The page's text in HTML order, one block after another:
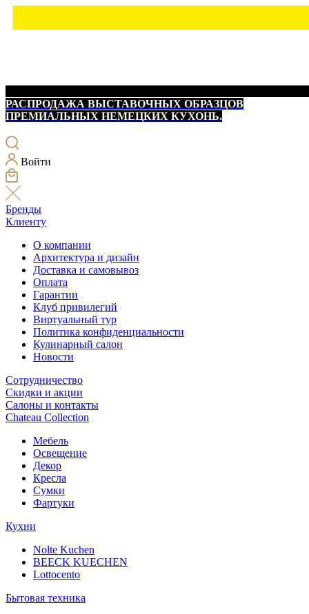
РАСПРОДАЖА ВЫСТАВОЧНЫХ ОБРАЗЦОВ
ПРЕМИАЛЬНЫХ НЕМЕЦКИХ КУХОНЬ.
Войти
Бренды
Клиенту
О компании
Архитектура и дизайн
Доставка и самовывоз
Оплата
Гарантии
Клуб привилегий
Виртуальный тур
Политика конфиденциальности
Кулинарный салон
Новости
Сотрудничество
Скидки и акции
Салоны и контакты
Chateau Collection
Мебель
Освещение
Декор
Кресла
Сумки
Фартуки
Кухни
Nolte Kuchen
BEECK KUECHEN
Lottocento
Бытовая техника